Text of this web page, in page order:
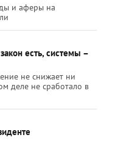
и аферы на
есть, системы –
не снижает ни
деле не сработало в